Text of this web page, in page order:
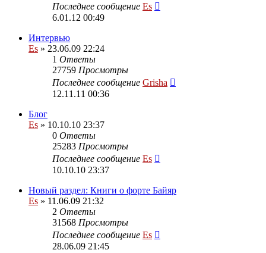
Последнее сообщение Es
6.01.12 00:49
Интервью
Es » 23.06.09 22:24
1 Ответы
27759 Просмотры
Последнее сообщение Grisha
12.11.11 00:36
Блог
Es » 10.10.10 23:37
0 Ответы
25283 Просмотры
Последнее сообщение Es
10.10.10 23:37
Новый раздел: Книги о форте Байяр
Es » 11.06.09 21:32
2 Ответы
31568 Просмотры
Последнее сообщение Es
28.06.09 21:45